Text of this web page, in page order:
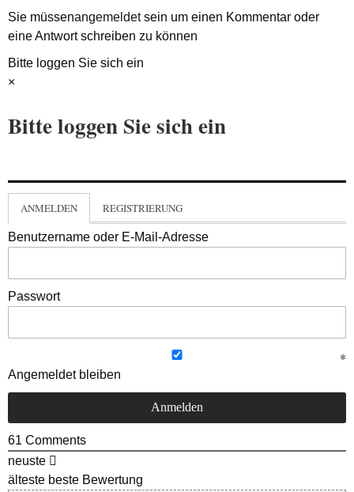
Sie müssenangemeldetsein um einen Kommentar oder
eine Antwort schreiben zu können
Bitte loggen Sie sich ein
×
Bitte loggen Sie sich ein
ANMELDEN REGISTRIERUNG
Benutzername oder E-Mail-Adresse
Passwort
Angemeldet bleiben
61 Comments
neuste
älteste beste Bewertung